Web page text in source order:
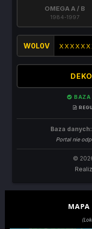
OMEGA A / B
1984-1997
W0L0V
Baza danych:
Portal nie
©